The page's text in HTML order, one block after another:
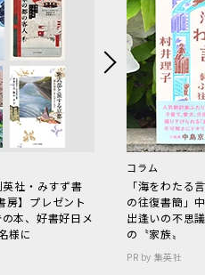
英社・みすず書
房】プレゼント
本、好書好日メ
様に
コラム
「海をわた
の往復書簡」
出逢いの不思
の〝家族〟
PR by 集英社